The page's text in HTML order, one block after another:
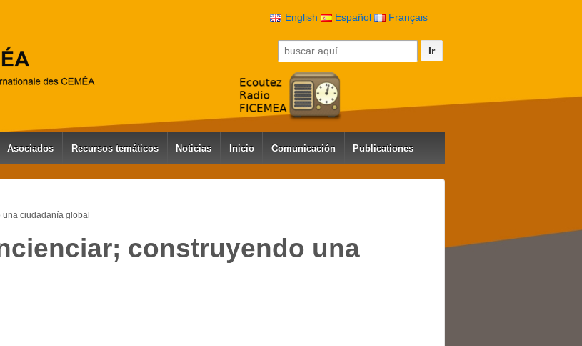
English Español Français
Buscar por:
Asociados Recursos temáticos Noticias Inicio Comunicación Publicationes
ciudadanía global
construyendo una